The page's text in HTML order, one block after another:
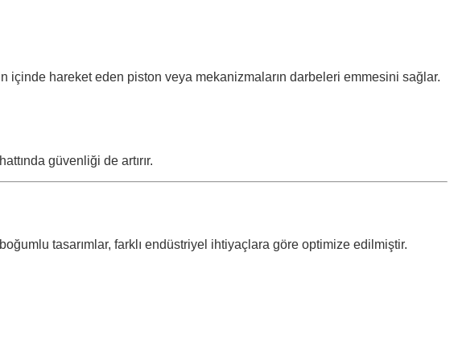
içinde hareket eden piston veya mekanizmaların darbeleri emmesini sağlar.
güvenliği de artırır.
tasarımlar, farklı endüstriyel ihtiyaçlara göre optimize edilmiştir.